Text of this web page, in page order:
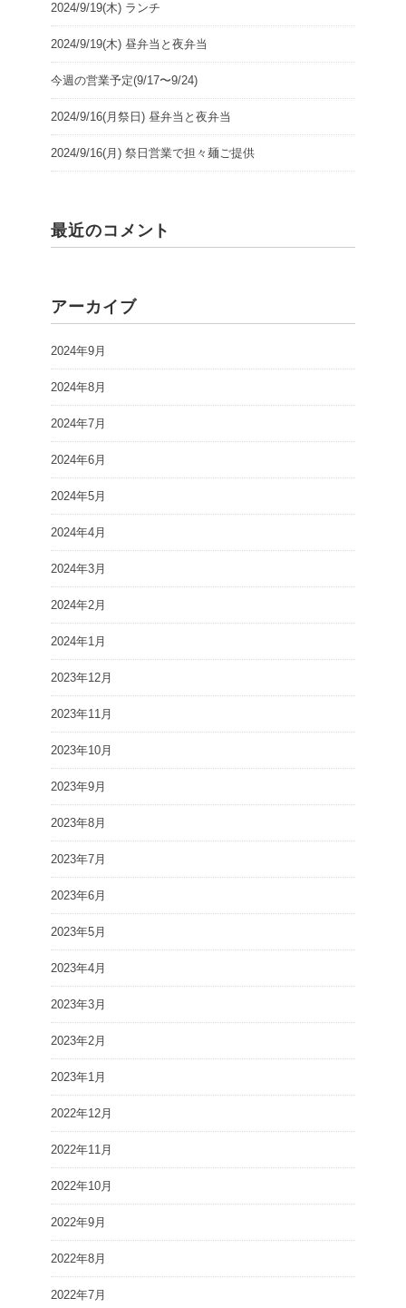
2024/9/19(木) ランチ
2024/9/19(木) 昼弁当と夜弁当
今週の営業予定(9/17〜9/24)
2024/9/16(月祭日) 昼弁当と夜弁当
2024/9/16(月) 祭日営業で担々麺ご提供
最近のコメント
アーカイブ
2024年9月
2024年8月
2024年7月
2024年6月
2024年5月
2024年4月
2024年3月
2024年2月
2024年1月
2023年12月
2023年11月
2023年10月
2023年9月
2023年8月
2023年7月
2023年6月
2023年5月
2023年4月
2023年3月
2023年2月
2023年1月
2022年12月
2022年11月
2022年10月
2022年9月
2022年8月
2022年7月